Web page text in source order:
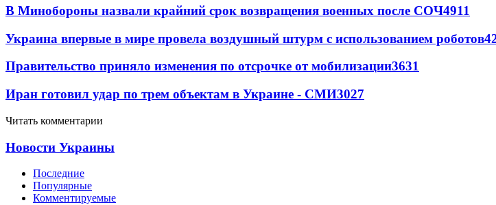
В Минобороны назвали крайний срок возвращения военных после СОЧ4911
Украина впервые в мире провела воздушный штурм с использованием роботов
Правительство приняло изменения по отсрочке от мобилизации3631
Иран готовил удар по трем объектам в Украине - СМИ3027
Читать комментарии
Новости Украины
Последние
Популярные
Комментируемые